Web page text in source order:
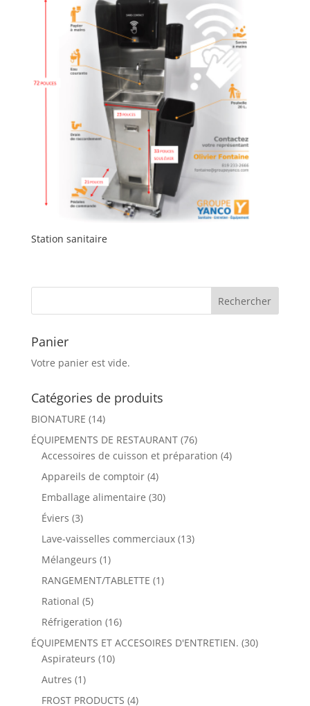
Station sanitaire
Panier
Votre panier est vide.
Catégories de produits
BIONATURE (14)
ÉQUIPEMENTS DE RESTAURANT (76)
Accessoires de cuisson et préparation (4)
Appareils de comptoir (4)
Emballage alimentaire (30)
Éviers (3)
Lave-vaisselles commerciaux (13)
Mélangeurs (1)
RANGEMENT/TABLETTE (1)
Rational (5)
Réfrigeration (16)
ÉQUIPEMENTS ET ACCESOIRES D'ENTRETIEN. (30)
Aspirateurs (10)
Autres (1)
FROST PRODUCTS (4)